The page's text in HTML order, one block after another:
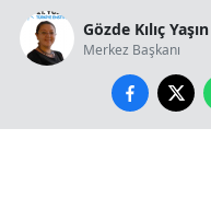
Gözde Kılıç Yaşın
Merkez Başkanı